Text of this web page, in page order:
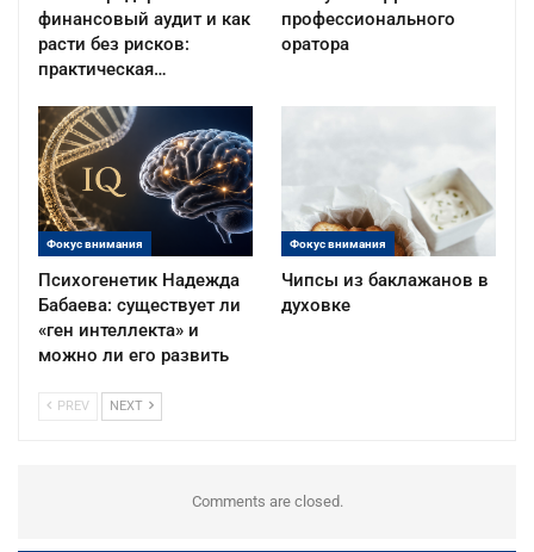
финансовый аудит и как
расти без рисков:
практическая…
профессионального
оратора
Фокус внимания
Психогенетик Надежда
Бабаева: существует ли
«ген интеллекта» и
можно ли его развить
Фокус внимания
Чипсы из баклажанов в
духовке
PREV NEXT
Comments are closed.